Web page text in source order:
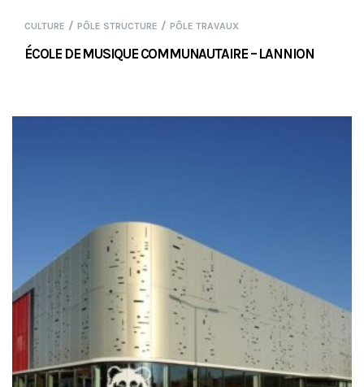
CULTURE / PÔLE STRUCTURE / PÔLE TRAVAUX
ÉCOLE DE MUSIQUE COMMUNAUTAIRE – LANNION